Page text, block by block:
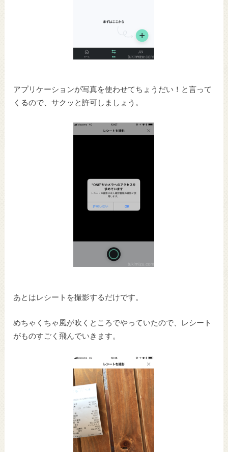
アプリケーションが写真を使わせてちょうだい！と言って
くるので、サクッと許可しましょう。
あとはレシートを撮影するだけです。
めちゃくちゃ風が吹くところでやっていたので、レシート
がものすごく飛んでいきます。